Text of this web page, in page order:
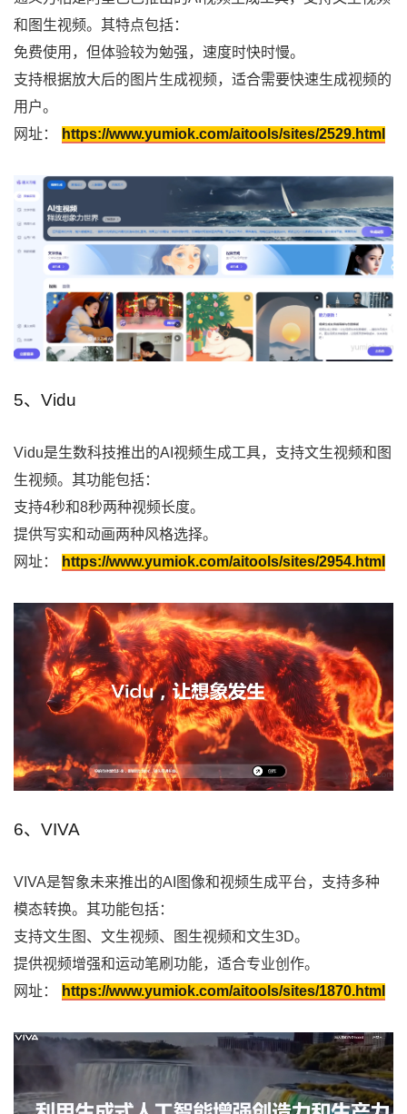
和图生视频。其特点包括：
免费使用，但体验较为勉强，速度时快时慢。
支持根据放大后的图片生成视频，适合需要快速生成视频的
用户。
网址：
https://www.yumiok.com/aitools/sites/2529.html
5、Vidu
Vidu是生数科技推出的AI视频生成工具，支持文生视频和图
生视频。其功能包括：
支持4秒和8秒两种视频长度。
提供写实和动画两种风格选择。
网址：
https://www.yumiok.com/aitools/sites/2954.html
6、VIVA
VIVA是智象未来推出的AI图像和视频生成平台，支持多种
模态转换。其功能包括：
支持文生图、文生视频、图生视频和文生3D。
提供视频增强和运动笔刷功能，适合专业创作。
网址：
https://www.yumiok.com/aitools/sites/1870.html